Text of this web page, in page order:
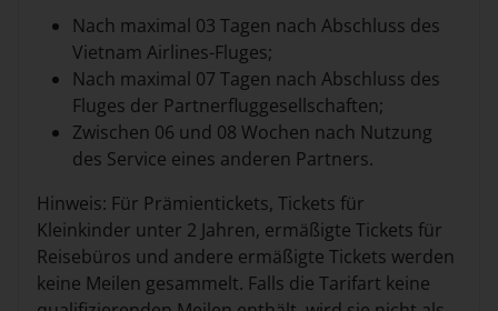
Nach maximal 03 Tagen nach Abschluss des
Vietnam Airlines-Fluges;
Nach maximal 07 Tagen nach Abschluss des
Fluges der Partnerfluggesellschaften;
Zwischen 06 und 08 Wochen nach Nutzung
des Service eines anderen Partners.
Hinweis: Für Prämientickets, Tickets für
Kleinkinder unter 2 Jahren, ermäßigte Tickets für
Reisebüros und andere ermäßigte Tickets werden
keine Meilen gesammelt. Falls die Tarifart keine